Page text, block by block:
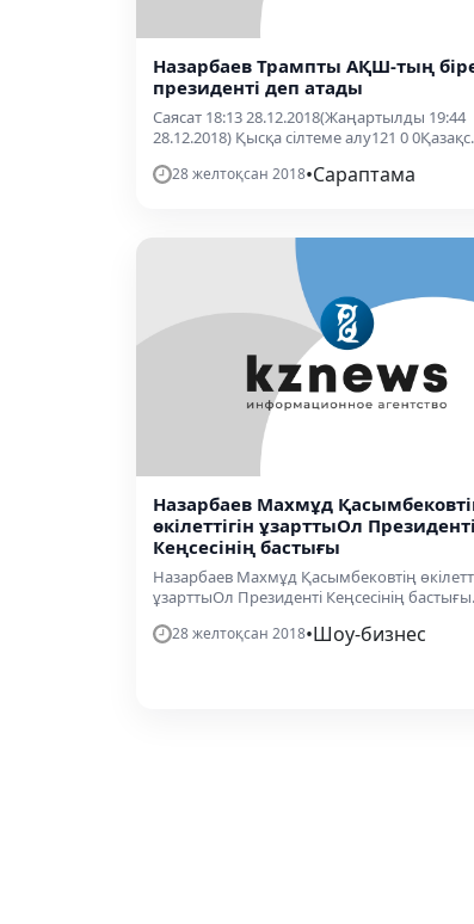
Назарбаев Трампты АҚШ-тың
президенті деп атады
Саясат 18:13 28.12.2018(Жаңартылды 19:44
28.12.2018) Қысқа сілтеме алу121 0
28 желтоқсан 2018•Сараптама
Назарбаев Махмұд
өкілеттігін ұзарттыОл Президенті
Кеңсесінің бастығы
Назарбаев Махмұд Қасымбековтің
ұзарттыОл Президенті Кеңсесінің
28 желтоқсан 2018•Шоу-бизнес